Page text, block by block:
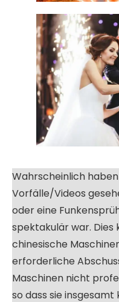
Wahrscheinlich
Vorfälle/Videos
oder eine
spektakulär war.
chinesische
erforderliche
Maschinen nicht
so dass sie